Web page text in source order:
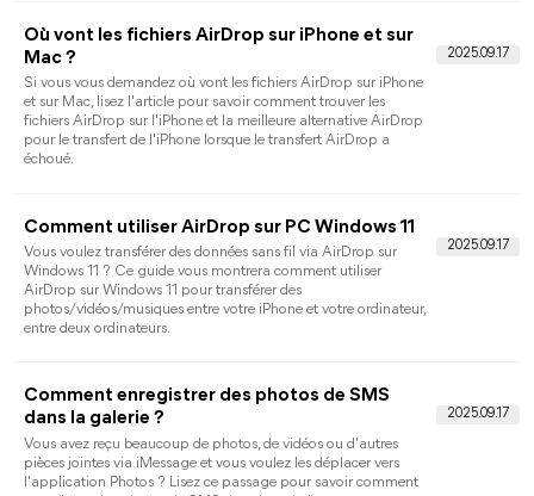
photos, des vidéos ou des e-mails de l'iPhone vers un PC
appareils iOS et propose deux façons alternatives à AirDrop
pour windows afin de vous aider à transférer des fichiers
vers Windows 10.
Comment réparer un iPhone bloqué pendant
la mise à jour d'iOS 26/18/17
L'iPhone est bloqué pendant la mise à jour ? Lisez ce guide
pour savoir comment réparer l'iPhone
6/7/8/X/XR/11/12/13/14/15/16/16e/17 bloqué pendant la
[Gratuit] Télécharger Airdrop Windows
11/10/8/7